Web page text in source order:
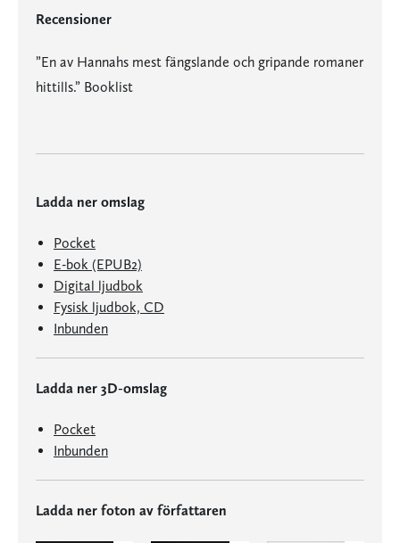
Recensioner
”En av Hannahs mest fängslande och gripande romaner
hittills.” Booklist
Ladda ner omslag
Pocket
E-bok (EPUB2)
Digital ljudbok
Fysisk ljudbok, CD
Inbunden
Ladda ner 3D-omslag
Pocket
Inbunden
Ladda ner foton av författaren